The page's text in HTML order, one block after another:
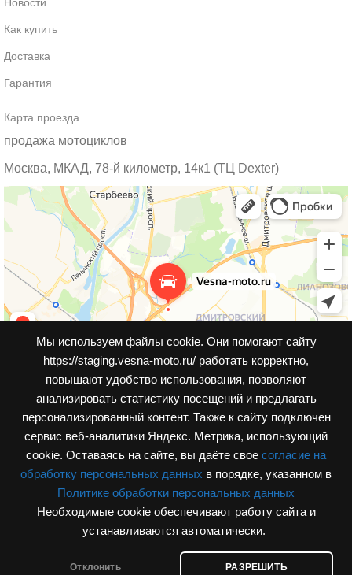
Мы используем файлы cookie. Они помогают сайту
https://staging.vesna-moto.ru/ работать корректно,
повышают удобство использования, позволяют
анализировать статистику посещений и предлагать
персонализированный контент. Также к cайту подключен
сервис веб-аналитики Яндекс. Метрика, использующий
cookie. Оставаясь на сайте, вы даёте свое согласие на
обработку персональных данных в порядке, указанном в
Политике обработки персональных данных
Необходимые cookie обеспечивают работу сайта и
устанавливаются автоматически.
Отклонить РАЗРЕШИТЬ
Как купить
Доставка
Гарантия
Карта проезда
продажа мотоциклов
Москва, МКАД, 78-й километр, 14к1 (ТЦ Dexter)
Разработка сайта